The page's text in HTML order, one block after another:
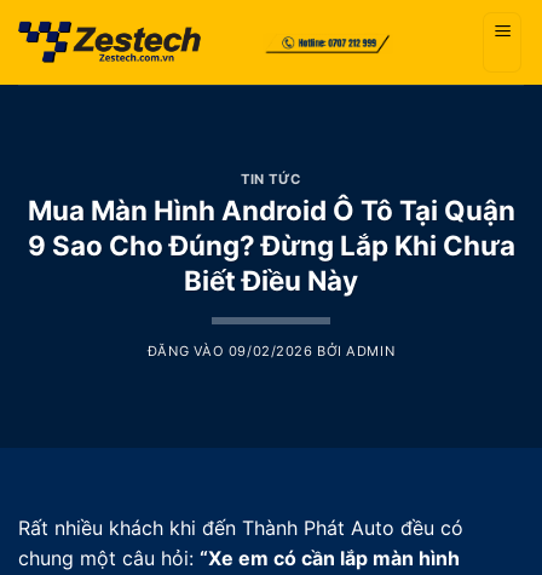
qua
TIN TỨC
Mua Màn Hình Android Ô Tô Tại Quận
9 Sao Cho Đúng? Đừng Lắp Khi Chưa
Biết Điều Này
ĐĂNG VÀO 09/02/2026 BỞIADMIN
Rất nhiều khách khi đến Thành Phát Auto đều có
chung một câu hỏi: “Xe em có cần lắp màn hình